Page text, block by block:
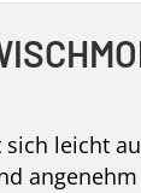
leicht